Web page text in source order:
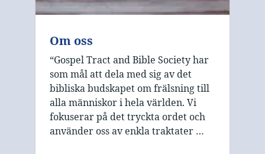
Om oss
“Gospel Tract and Bible Society har
som mål att dela med sig av det
bibliska budskapet om frälsning till
alla människor i hela världen. Vi
fokuserar på det tryckta ordet och
använder oss av enkla traktater …